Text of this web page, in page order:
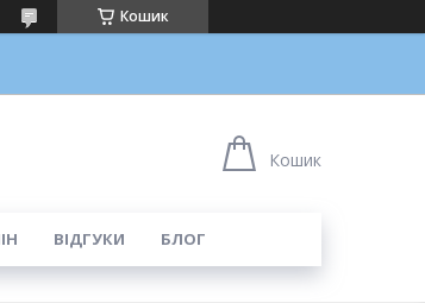
Кошик
Кошик
ВІДГУКИ БЛОГ